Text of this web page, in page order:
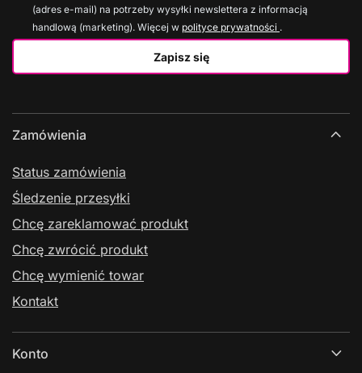
Zapisz się
(adres e-mail) na potrzeby wysyłki newslettera z informacją
handlową (marketing). Więcej w polityce prywatności .
Zamówienia
Status zamówienia
Śledzenie przesyłki
Chcę zareklamować produkt
Chcę zwrócić produkt
Chcę wymienić towar
Kontakt
Konto